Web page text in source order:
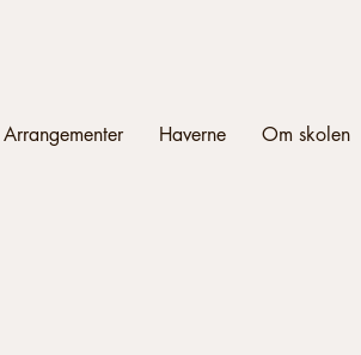
Arrangementer Haverne Om skolen